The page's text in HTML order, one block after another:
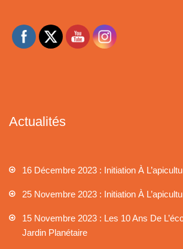
Actualités
16 Décembre 2023 : Initiation À
25 Novembre 2023 : Initiation À
15 Novembre 2023 : Les 10 Ans De
Jardin Planétaire